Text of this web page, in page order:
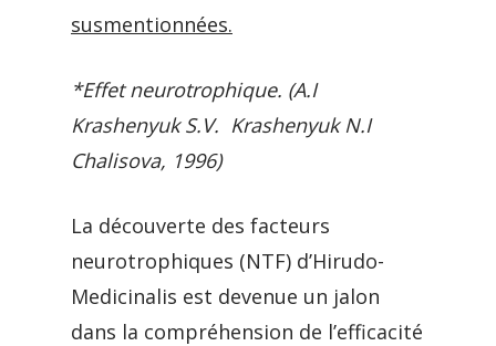
susmentionnées.
*Effet neurotrophique. (A.I
Krashenyuk S.V. Krashenyuk N.I
Chalisova, 1996)
La découverte des facteurs
neurotrophiques (NTF) d’Hirudo-
Medicinalis est devenue un jalon
dans la compréhension de l’efficacité